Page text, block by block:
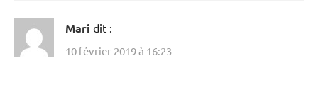
Mari dit :
10 février 2019 à 16:23